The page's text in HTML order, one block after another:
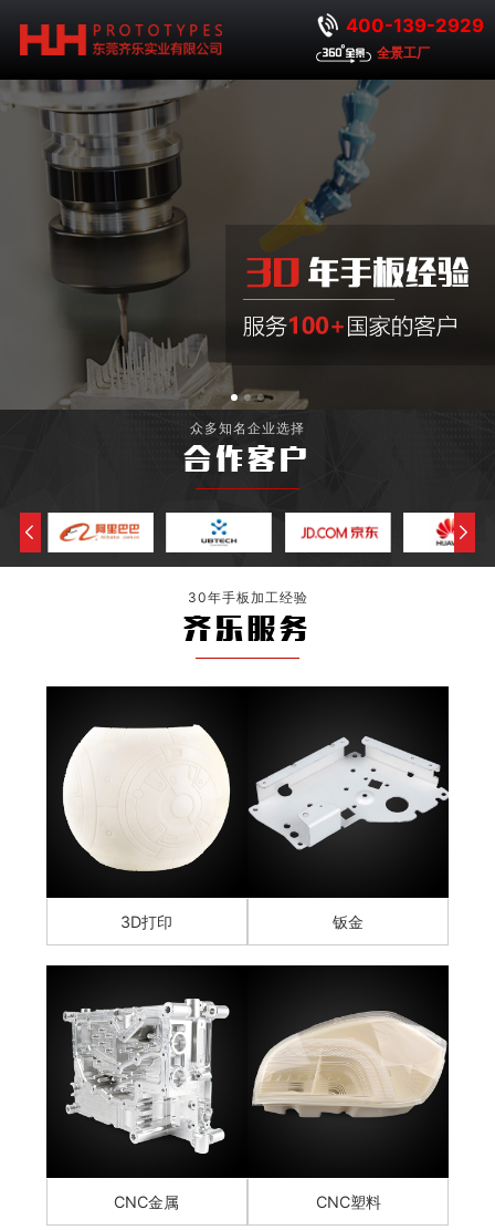
400-139-2929
全景工厂
众多知名企业选择
合作客户
30年手板加工经验
齐乐服务
3D打印 钣金
CNC金属 CNC塑料